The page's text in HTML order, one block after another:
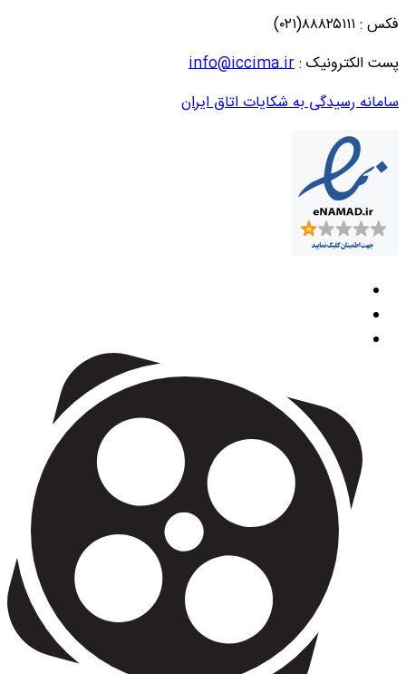
فکس : ۸۸۸۲۵۱۱۱(۰۲۱)
پست الکترونیک :info@iccima.ir
سامانه رسیدگی به شکایات اتاق ایران